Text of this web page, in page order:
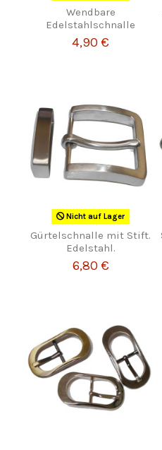
Wendbare
Edelstahlschnalle
4,90 €
Nicht auf Lager
Gürtelschnalle mit Stift.
Edelstahl.
6,80 €